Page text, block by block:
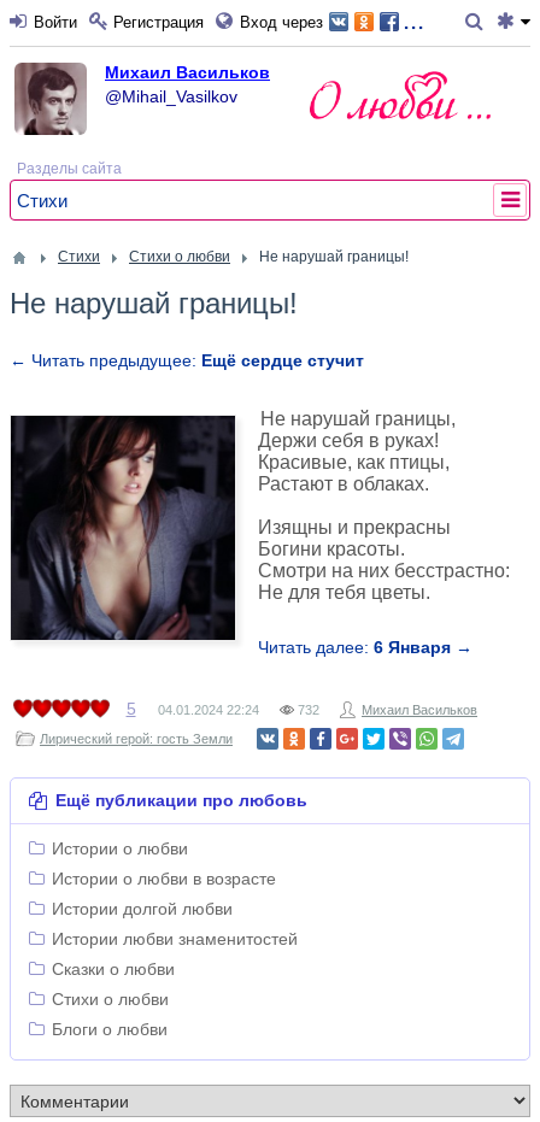
Войти Регистрация Вход через ...
Михаил Васильков
@Mihail_Vasilkov
Разделы сайта
Стихи
Стихи Стихи о любви Не нарушай границы!
Не нарушай границы!
← Читать предыдущее: Ещё сердце стучит
Не нарушай границы,
Держи себя в руках!
Красивые, как птицы,
Растают в облаках.
Изящны и прекрасны
Богини красоты.
Смотри на них бесстрастно:
Не для тебя цветы.
Читать далее: 6 Января →
5 04.01.2024 22:24 732
Михаил Васильков
Лирический герой: гость Земли
Ещё публикации про любовь
Истории о любви
Истории о любви в возрасте
Истории долгой любви
Истории любви знаменитостей
Сказки о любви
Стихи о любви
Блоги о любви